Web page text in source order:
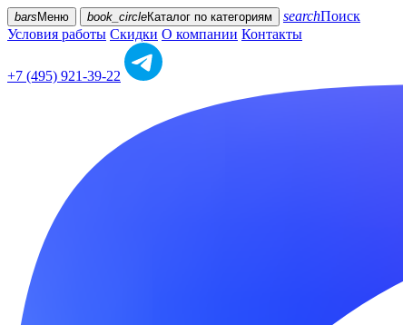
bars Меню book_circleКаталог по категориям searchПоиск
Условия работы Скидки О компании Контакты
+7 (495) 921-39-22